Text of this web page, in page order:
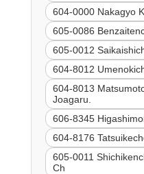
604-0000 Nakagyo
605-0086
605-0012
604-8012
604-8013
Joagaru.
606-8345
604-8176
605-0011
Ch